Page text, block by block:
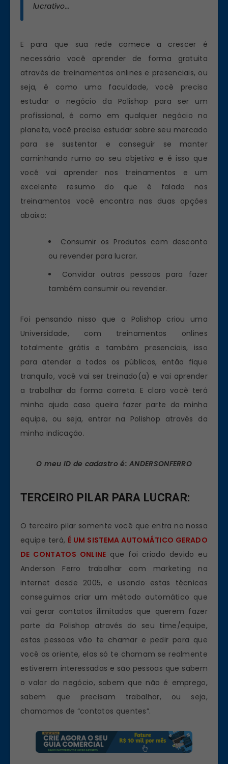
lucrativo…
E para que sua rede comece a crescer é
necessário você aprender de forma gratuita
através de treinamentos onlines e presenciais, ou
seja, é como uma faculdade, você precisa
estudar o negócio da Polishop para ser um
profissional, é como em qualquer negócio no
planeta, você precisa estudar sobre seu mercado
para se sustentar e conseguir se manter
caminhando rumo ao seu objetivo e é isso que
você vai aprender nos treinamentos e um
excelente resumo do que é falado nos
treinamentos você encontra nas duas opções
abaixo:
Consumir os Produtos com desconto
ou revender para lucrar.
Convidar outras pessoas para fazer
também consumir ou revender.
Foi pensando nisso que a Polishop criou uma
Universidade, com treinamentos onlines
totalmente grátis e também presenciais, isso
para atender a todos os públicos, então fique
tranquilo, você vai ser treinado(a) e vai aprender
a trabalhar da forma correta. E claro você terá
minha ajuda caso queira fazer parte da minha
equipe, ou seja, entrar na Polishop através da
minha indicação.
O meu ID de cadastro é: ANDERSONFERRO
TERCEIRO PILAR PARA LUCRAR:
O terceiro pilar somente você que entra na nossa
equipe terá, É UM SISTEMA AUTOMÁTICO GERADO
DE CONTATOS ONLINE que foi criado devido eu
Anderson Ferro trabalhar com marketing na
internet desde 2005, e usando estas técnicas
conseguimos criar um método automático que
vai gerar contatos ilimitados que querem fazer
parte da Polishop através do seu time/equipe,
estas pessoas vão te chamar e pedir para que
você as oriente, elas só te chamam se realmente
estiverem interessadas e são pessoas que sabem
o valor do negócio, sabem que não é emprego,
sabem que precisam trabalhar, ou seja,
chamamos de “contatos quentes”.